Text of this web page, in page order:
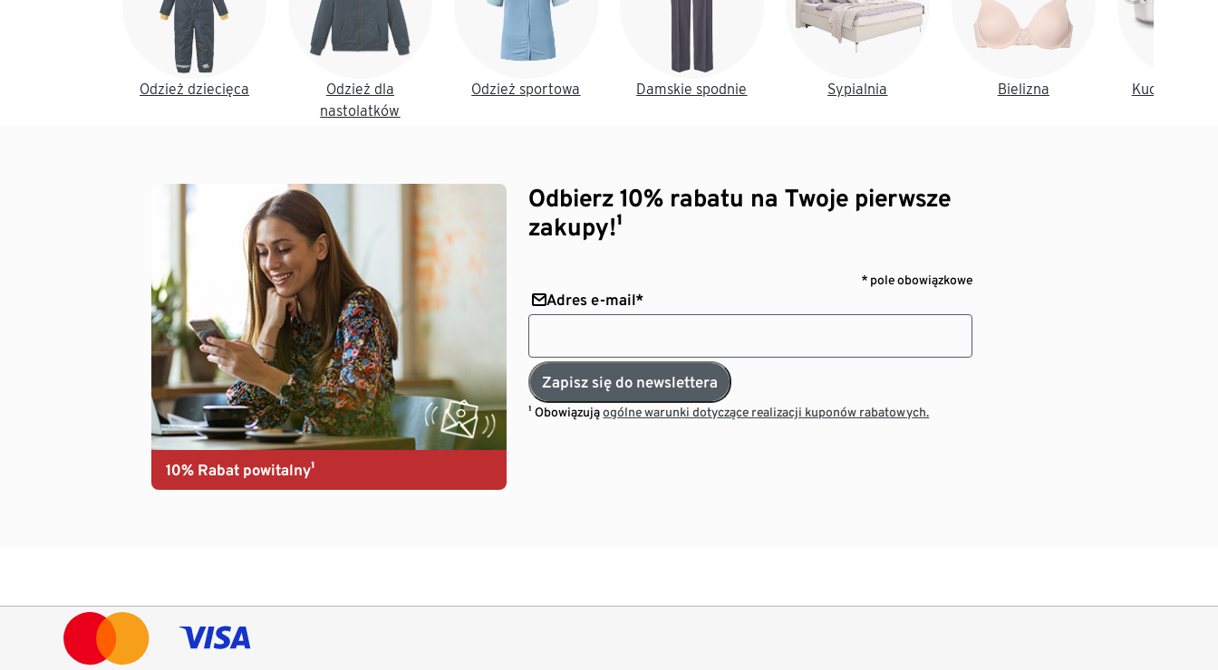
Odzież dziecięca
Odzież dla
nastolatków
Odzież sportowa Damskie spodnie Sypialnia Bielizna Kuchnia i
10% Rabat powitalny¹
Odbierz 10% rabatu na Twoje pierwsze
zakupy!¹
* pole obowiązkowe
Adres e-mail*
Zapisz się do newslettera
¹ Obowiązująogólne warunki dotyczące realizacji kuponów rabatowych.